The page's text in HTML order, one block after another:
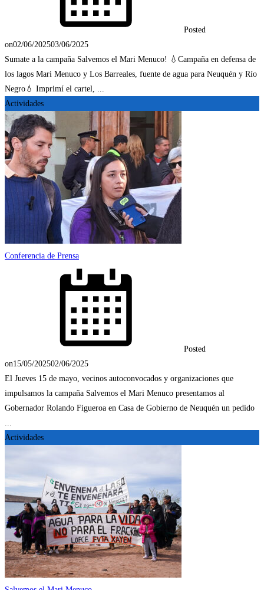
Posted
on02/06/202503/06/2025
Sumate a la campaña Salvemos el Mari Menuco! 💧Campaña en defensa de
los lagos Mari Menuco y Los Barreales, fuente de agua para Neuquén y Río
Negro💧 Imprimí el cartel, ...
Actividades
Conferencia de Prensa
Posted
on15/05/202502/06/2025
El Jueves 15 de mayo, vecinos autoconvocados y organizaciones que
impulsamos la campaña Salvemos el Mari Menuco presentamos al
Gobernador Rolando Figueroa en Casa de Gobierno de Neuquén un pedido
Actividades